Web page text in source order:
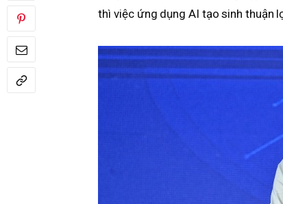
thì việc ứng dụng AI tạo sinh thuận